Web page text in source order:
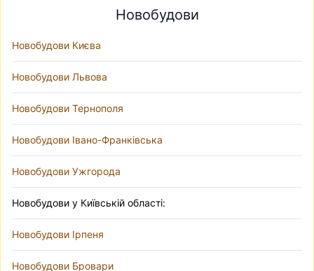
Новобудови
Новобудови Києва
Новобудови Львова
Новобудови Тернополя
Новобудови Івано-Франківська
Новобудови Ужгорода
Новобудови у Київській області:
Новобудови Ірпеня
Новобудови Бровари